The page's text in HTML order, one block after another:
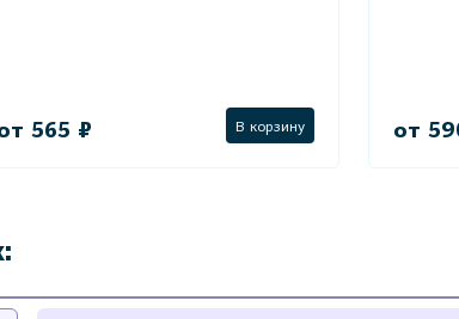
565 ₽ В корзину от